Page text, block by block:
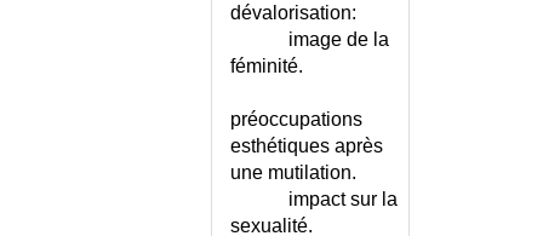
DIVERTICULE DE LA VESSIE
DIVERTICULE DE MECKEL
DIVERTICULE DU COLON OU
DIVERTICULiTE AIGUE
dévalorisation:
image de la
féminité.
préoccupations
esthétiques après
une mutilation.
impact sur la
sexualité.